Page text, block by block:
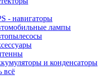
- навигаторы
лампы
и конденсаторы
всё